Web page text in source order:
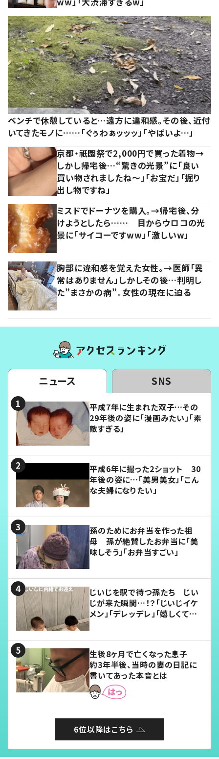
ベンチで休憩していると…遠方に違和感。その後、近付
いてきたモノに……「ぐぅわぁッッッ」「やばいよ…」
京都・祇園祭で2,000円で買った着物→
しかし帰宅後…“驚きの光景”に「良い
買い物されましたね～」「お宝だ」「掘り
出し物ですね」
ミスドでドーナツを購入。→帰宅後、分
けようとしたら…… 目からウロコの光
景に「サイコーですww」「激しいw」
胸部に違和感を覚えた女性。→医師「異
常はありません」しかしその後…判明し
た”まさかの病”。女性の現在に迫る
ニュース SNS
平成7年に生まれた双子…その
29年後の姿に「漫画みたい」「素
敵すぎる」
平成6年に撮った2ショット 30
年後の姿に…「美男美女」「こん
な夫婦になりたい」
孫のためにお弁当を作った祖
母 孫が絶賛したお弁当に「美
味しそう」「お弁当すごい」
じいじを駅で待つ孫たち じい
じが来た瞬間…！？「じいじイケ
メン」「デレッデレ」「嬉しくて可
生後8ヶ月で亡くなった息子
約3年半後、当時の妻の日記に
書いてあった本音とは
6位以降はこちら